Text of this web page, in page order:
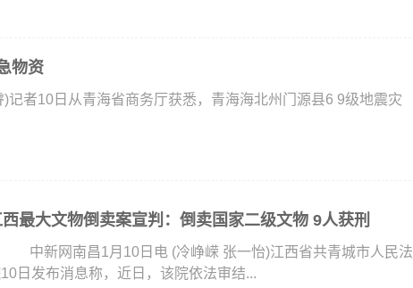
物资
者10日从青海省商务厅获悉，青海海北州门源县6 9级地震灾
最大文物倒卖案宣判：倒卖国家二级文物 9人获刑
中新网南昌1月10日电 (冷峥嵘 张一怡)江西省共青城市人民法
10日发布消息称，近日，该院依法审结...